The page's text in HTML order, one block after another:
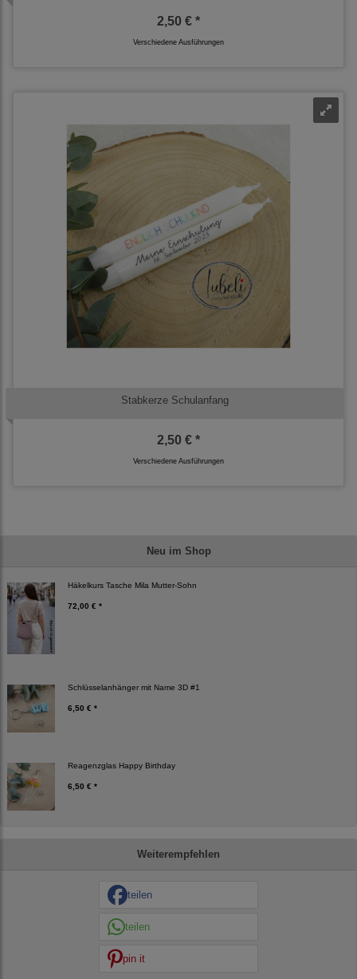
Neu im Shop
Häkelkurs Tasche Mila Mutter-Sohn
72,00 € *
Schlüsselanhänger mit Name 3D #1
6,50 € *
Reagenzglas Happy Birthday
6,50 € *
Weiterempfehlen
teilen
teilen
pin it
2,50 € *
Verschiedene Ausführungen
Stabkerze Schulanfang
2,50 € *
Verschiedene Ausführungen